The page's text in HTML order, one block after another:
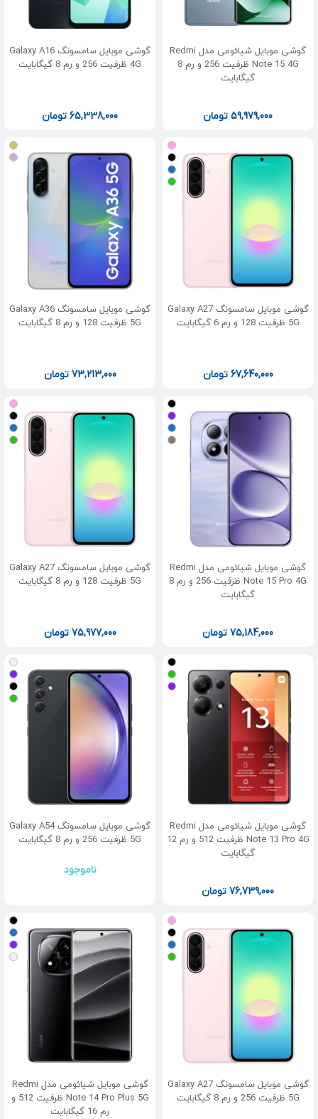
گوشی موبایل شیائومی مدل Redmi
Note 15 4G ظرفیت 256 و رم 8
گیگابایت
59,979,000تومان
گوشی موبایل سامسونگ Galaxy A16
4G ظرفیت 256 و رم 8 گیگابایت
65,338,000تومان
گوشی موبایل سامسونگ Galaxy A27
5G ظرفیت 128 و رم 6 گیگابایت
67,640,000 تومان
گوشی موبایل سامسونگ Galaxy A36
5G ظرفیت 128 و رم 8 گیگابایت
73,213,000 تومان
گوشی موبایل شیائومی مدل Redmi
Note 15 Pro 4G ظرفیت 256 و رم 8
گیگابایت
75,184,000تومان
گوشی موبایل سامسونگ Galaxy A27
5G ظرفیت 128 و رم 8 گیگابایت
75,977,000 تومان
گوشی موبایل شیائومی مدل Redmi
Note 13 Pro 4G ظرفیت 512 و رم 12
گیگابایت
76,739,000تومان
گوشی موبایل سامسونگ Galaxy A54
5G ظرفیت 256 و رم 8 گیگابایت
ناموجود
گوشی موبایل سامسونگ Galaxy A27
5G ظرفیت 256 و رم 8 گیگابایت
گوشی موبایل شیائومی مدل Redmi
Note 14 Pro Plus 5G ظرفیت 512 و
رم 16 گیگابایت